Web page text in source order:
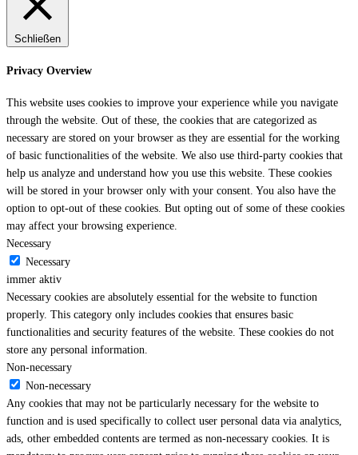
Schließen
Privacy Overview
This website uses cookies to improve your experience while you navigate
through the website. Out of these, the cookies that are categorized as
necessary are stored on your browser as they are essential for the working
of basic functionalities of the website. We also use third-party cookies that
help us analyze and understand how you use this website. These cookies
will be stored in your browser only with your consent. You also have the
option to opt-out of these cookies. But opting out of some of these cookies
may affect your browsing experience.
Necessary
Necessary
immer aktiv
Necessary cookies are absolutely essential for the website to function
properly. This category only includes cookies that ensures basic
functionalities and security features of the website. These cookies do not
store any personal information.
Non-necessary
Non-necessary
Any cookies that may not be particularly necessary for the website to
function and is used specifically to collect user personal data via analytics,
ads, other embedded contents are termed as non-necessary cookies. It is